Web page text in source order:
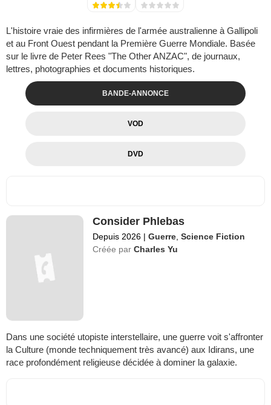
L'histoire vraie des infirmières de l'armée australienne à Gallipoli
et au Front Ouest pendant la Première Guerre Mondiale. Basée
sur le livre de Peter Rees "The Other ANZAC", de journaux,
lettres, photographies et documents historiques.
BANDE-ANNONCE
VOD
DVD
Consider Phlebas
Depuis 2026 | Guerre ,Science Fiction
Créée par Charles Yu
Dans une société utopiste interstellaire, une guerre voit s'affronter
la Culture (monde techniquement très avancé) aux Idirans, une
race profondément religieuse décidée à dominer la galaxie.